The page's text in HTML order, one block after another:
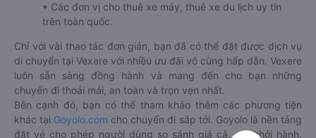
• Các đơn vị cho thuê xe máy, thuê xe du lịch uy tín
trên toàn quốc.
Chỉ với vài thao tác đơn giản, bạn đã có thể đặt được dịch vụ
di chuyển tại Vexere với nhiều ưu đãi vô cùng hấp dẫn. Vexere
luôn sẵn sàng đồng hành và mang đến cho bạn những
chuyến đi thoải mái, an toàn và trọn vẹn nhất.
Bên cạnh đó, bạn có thể tham khảo thêm các phương tiện
khác tại Goyolo.com cho chuyến đi sắp tới. Goyolo là nền tảng
đặt vé cho phép người dùng so sánh giá cả, giờ khởi hành,